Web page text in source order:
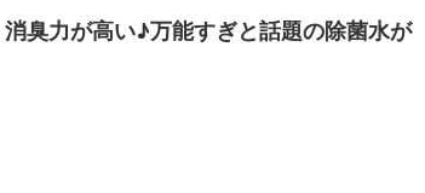
臭力が高い♪万能すぎと話題の除菌水が